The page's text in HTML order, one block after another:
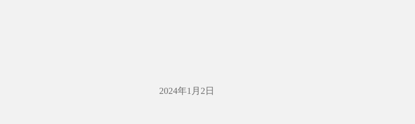
2024年1月2日